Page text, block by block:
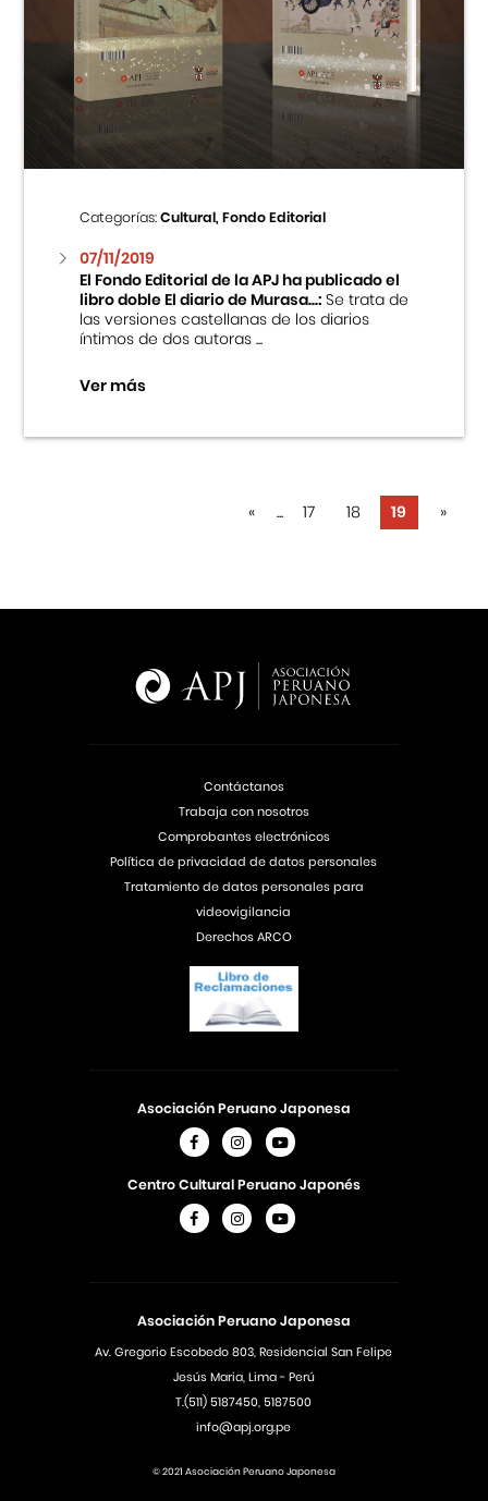
Categorías:Cultural, Fondo Editorial
07/11/2019
El Fondo Editorial de la APJ ha publicado el
libro doble El diario de Murasa...:Se trata de
las versiones castellanas de los diarios
íntimos de dos autoras ...
Ver más
« ... 17 18 19 »
Asociación Peruano Japonesa
Av. Gregorio Escobedo 803, Residencial San Felipe
Jesús Maria, Lima - Perú
T.(511) 5187450, 5187500
info@apj.org.pe
Asociación Peruano Japonesa
Centro Cultural Peruano Japonés
Contáctanos
Trabaja con nosotros
Comprobantes electrónicos
Política de privacidad de datos personales
Tratamiento de datos personales para
videovigilancia
Derechos ARCO
© 2021 Asociación Peruano Japonesa